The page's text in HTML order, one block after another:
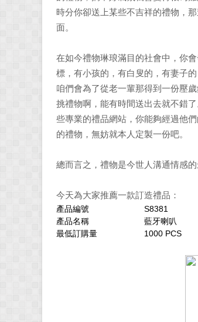
時分你卻送上某些不吉祥的禮物，
面。
在如今禮物琳琅滿目的社會中，你
標，有小孩的，有白叟的，有妻子
咱們會為了從老一輩那得到一份壓
挑禮物啊，能有時間送出去就不錯
些專業的禮品網站，你能夠經過他
的禮物，無妨就本人定製一份吧。
總而言之，禮物是今世人溝通情感
今天為大家推薦一款訂造禮品：
產品編號
S8381
產品名稱
藍牙喇叭
最低訂購量
1000 PCS